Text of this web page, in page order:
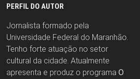
PERFIL DO AUTOR
Jornalista formado pela
Universidade Federal do Maranhão.
Tenho forte atuação no setor
cultural da cidade. Atualmente
apresenta e produz o programa O